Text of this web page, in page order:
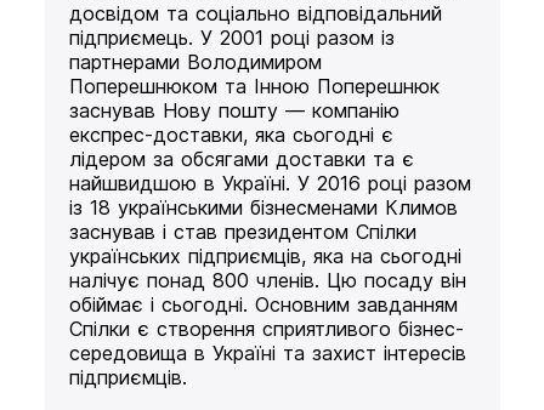
досвідом та соціально відповідальний
підприємець. У 2001 році разом із
партнерами Володимиром
Поперешнюком та Інною Поперешнюк
заснував Нову пошту — компанію
експрес-доставки, яка сьогодні є
лідером за обсягами доставки та є
найшвидшою в Україні. У 2016 році разом
із 18 українськими бізнесменами Климов
заснував і став президентом Спілки
українських підприємців, яка на сьогодні
налічує понад 800 членів. Цю посаду він
обіймає і сьогодні. Основним завданням
Спілки є створення сприятливого бізнес-
середовища в Україні та захист інтересів
підприємців.